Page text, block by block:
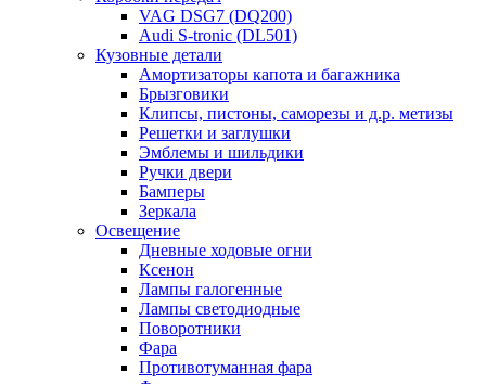
VAG DSG7 (DQ200)
Audi S-tronic (DL501)
Кузовные детали
Амортизаторы капота и багажника
Брызговики
Клипсы, пистоны, саморезы и д.р. метизы
Решетки и заглушки
Эмблемы и шильдики
Ручки двери
Бамперы
Зеркала
Освещение
Дневные ходовые огни
Ксенон
Лампы галогенные
Лампы светодиодные
Поворотники
Фара
Противотуманная фара